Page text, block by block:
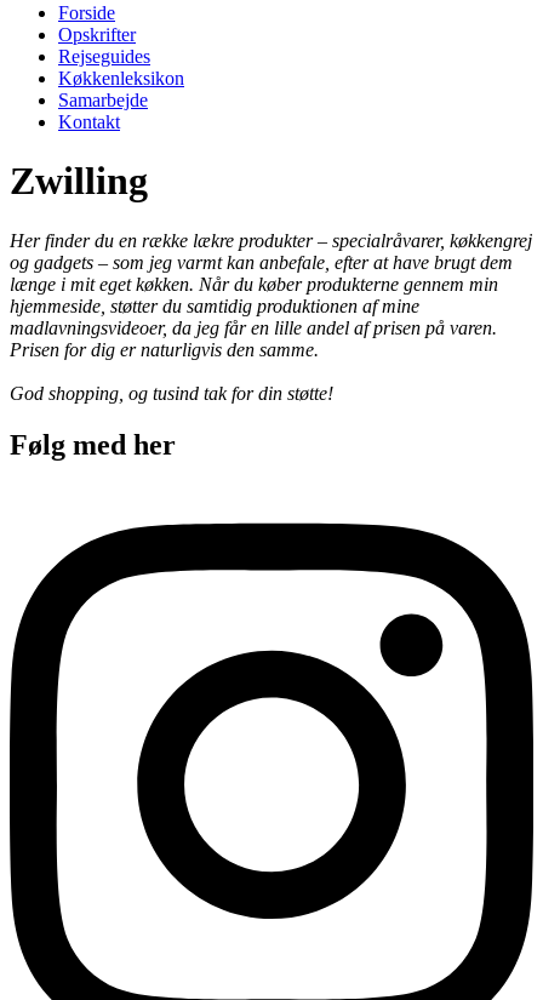
Forside
Opskrifter
Rejseguides
Køkkenleksikon
Samarbejde
Kontakt
Zwilling
Her finder du en række lækre produkter – specialråvarer, køkkengrej
og gadgets – som jeg varmt kan anbefale, efter at have brugt dem
længe i mit eget køkken. Når du køber produkterne gennem min
hjemmeside, støtter du samtidig produktionen af mine
madlavningsvideoer, da jeg får en lille andel af prisen på varen.
Prisen for dig er naturligvis den samme.
God shopping, og tusind tak for din støtte!
Følg med her